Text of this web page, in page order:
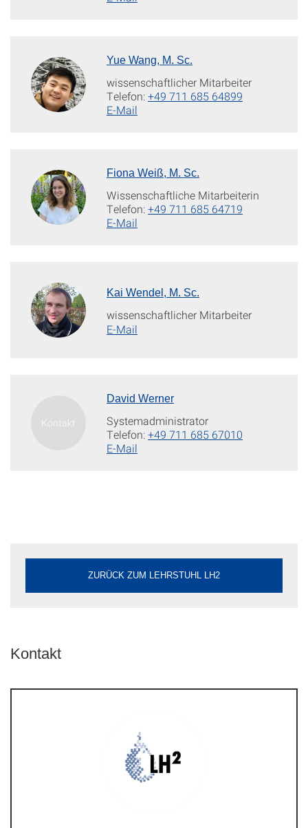
Yue Wang, M. Sc.
wissenschaftlicher Mitarbeiter
Telefon:+49 711 685 64899
E-Mail
Fiona Weiß, M. Sc.
Wissenschaftliche Mitarbeiterin
Telefon:+49 711 685 64719
E-Mail
Kai Wendel, M. Sc.
wissenschaftlicher Mitarbeiter
E-Mail
David Werner
Systemadministrator
Telefon:+49 711 685 67010
E-Mail
ZURÜCK ZUM LEHRSTUHL LH2
Kontakt